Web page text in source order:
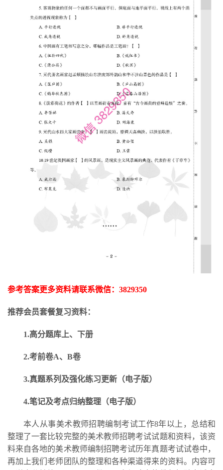
参考答案更多资料请联系微信： 3829350
推荐会员套餐复习资料：
1.高分题库上、下册
2.考前卷A、B卷
3.真题系列及强化练习更新 （电子版）
4.笔记及考点归纳整理（电子版）
本人从事美术教师招聘编制考试工作8年以上，总结和
整理了一套比较完整的美术教师招聘考试试题和资料，该资
料来自各地的美术教师编制招聘考试历年真题考试试卷中，
再加上我们老师团队的整理和各种渠道得来的资料。内容可